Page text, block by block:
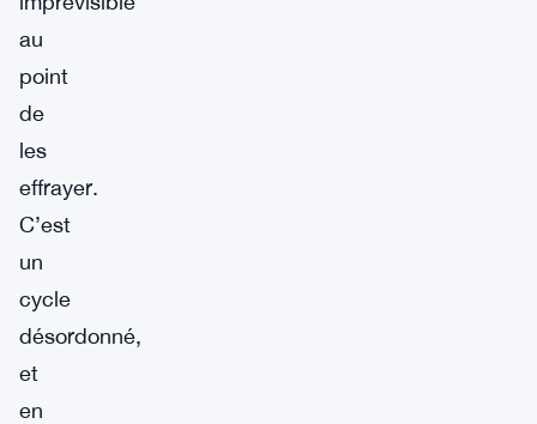
au
point
de
les
effrayer.
C’est
un
cycle
désordonné,
et
en